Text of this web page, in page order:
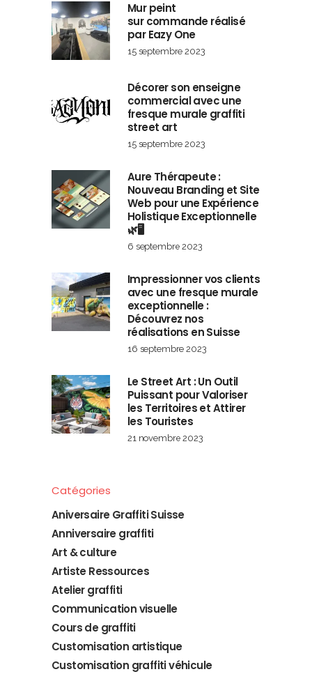
Mur peint
sur commande réalisé
par Eazy One
15 septembre 2023
Décorer son enseigne
commercial avec une
fresque murale graffiti
street art
15 septembre 2023
Aure Thérapeute :
Nouveau Branding et Site
Web pour une Expérience
Holistique Exceptionnelle
🌿🖥️
6 septembre 2023
Impressionner vos clients
avec une fresque murale
exceptionnelle :
Découvrez nos
réalisations en Suisse
16 septembre 2023
Le Street Art : Un Outil
Puissant pour Valoriser
les Territoires et Attirer
les Touristes
21 novembre 2023
Catégories
Aniversaire Graffiti Suisse
Anniversaire graffiti
Art & culture
Artiste Ressources
Atelier graffiti
Communication visuelle
Cours de graffiti
Customisation artistique
Customisation graffiti véhicule